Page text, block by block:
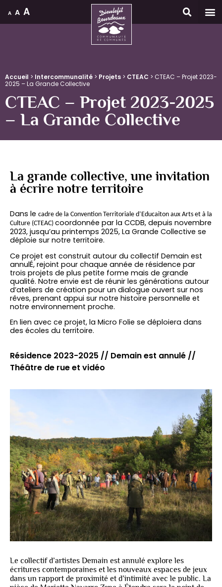
A A A
Accueil > Intercommunalité > Projets > CTEAC > CTEAC – Projet 2023-
2025 – La Grande Collective
CTEAC – Projet 2023-2025
– La Grande Collective
La grande collective, une invitation
à écrire notre territoire
Dans le cadre de la Convention Territoriale d’Educaiton aux Arts et à la
Culture (CTEAC) coordonnée par la CCDB, depuis novembre
2023, jusqu’au printemps 2025, La Grande Collective se
déploie sur notre territoire.
Ce projet est construit autour du collectif Demain est
annulÉ, rejoint pour chaque année de résidence par
trois projets de plus petite forme mais de grande
qualité. Notre envie est de réunir les générations autour
d’ateliers de création pour un dialogue ouvert sur nos
rêves, prenant appui sur notre histoire personnelle et
notre environnement proche.
En lien avec ce projet, la Micro Folie se déploiera dans
des écoles du territoire.
Résidence 2023-2025 // Demain est annulé //
Théâtre de rue et vidéo
Le collectif d’artistes Demain est annulé explore les
écritures contemporaines et les nouveaux espaces de jeux
dans un rapport de proximité et d’intimité avec le public. La